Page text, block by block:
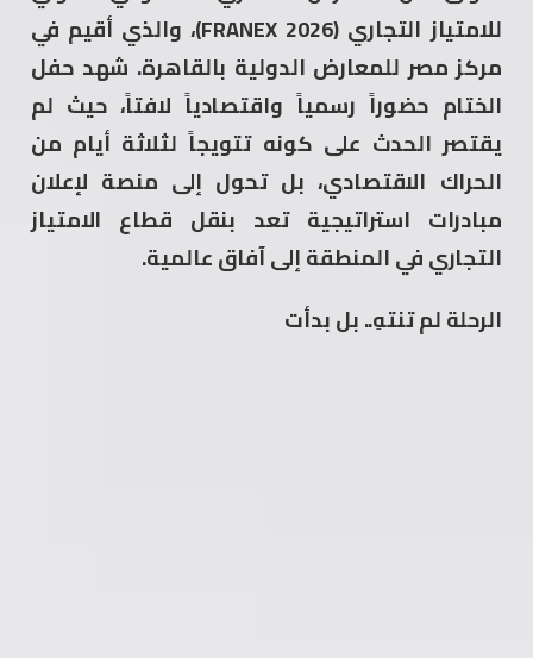
للامتياز التجاري (FRANEX 2026)، والذي أقيم في
مركز مصر للمعارض الدولية بالقاهرة. شهد حفل
الختام حضوراً رسمياً واقتصادياً لافتاً، حيث لم
يقتصر الحدث على كونه تتويجاً لثلاثة أيام من
الحراك الاقتصادي، بل تحول إلى منصة لإعلان
مبادرات استراتيجية تعد بنقل قطاع الامتياز
التجاري في المنطقة إلى آفاق عالمية.
الرحلة لم تنتهِ.. بل بدأت